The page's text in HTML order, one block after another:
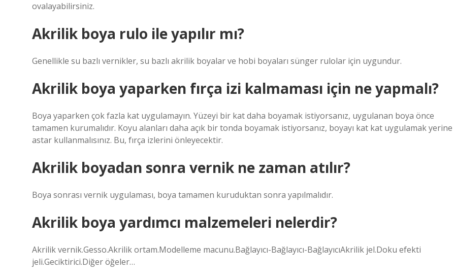
ovalayabilirsiniz.
Akrilik boya rulo ile yapılır mı?
Genellikle su bazlı vernikler, su bazlı akrilik boyalar ve hobi boyaları sünger rulolar için uygundur.
Akrilik boya yaparken fırça izi kalmaması için ne yapmalı?
Boya yaparken çok fazla kat uygulamayın. Yüzeyi bir kat daha boyamak istiyorsanız, uygulanan boya önce
tamamen kurumalıdır. Koyu alanları daha açık bir tonda boyamak istiyorsanız, boyayı kat kat uygulamak yerine
astar kullanmalısınız. Bu, fırça izlerini önleyecektir.
Akrilik boyadan sonra vernik ne zaman atılır?
Boya sonrası vernik uygulaması, boya tamamen kuruduktan sonra yapılmalıdır.
Akrilik boya yardımcı malzemeleri nelerdir?
Akrilik vernik.Gesso.Akrilik ortam.Modelleme macunu.Bağlayıcı-Bağlayıcı-BağlayıcıAkrilik jel.Doku efekti
jeli.Geciktirici.Diğer öğeler…